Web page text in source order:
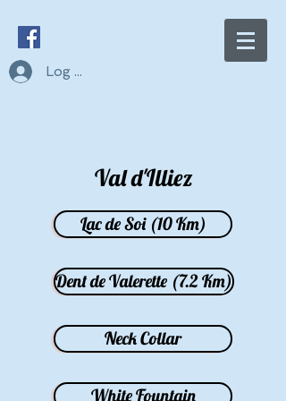
Log In
Val d'Illiez
Lac de Soi (10 Km)
Dent de Valerette (7.2 Km)
Neck Collar
White Fountain